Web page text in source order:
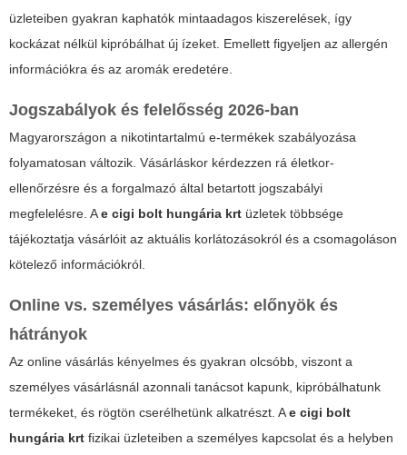
üzleteiben gyakran kaphatók mintaadagos kiszerelések, így
kockázat nélkül kipróbálhat új ízeket. Emellett figyeljen az allergén
információkra és az aromák eredetére.
Jogszabályok és felelősség 2026-ban
Magyarországon a nikotintartalmú e-termékek szabályozása
folyamatosan változik. Vásárláskor kérdezzen rá életkor-
ellenőrzésre és a forgalmazó által betartott jogszabályi
megfelelésre. Ae cigi bolt hungária krt üzletek többsége
tájékoztatja vásárlóit az aktuális korlátozásokról és a csomagoláson
kötelező információkról.
Online vs. személyes vásárlás: előnyök és
hátrányok
Az online vásárlás kényelmes és gyakran olcsóbb, viszont a
személyes vásárlásnál azonnali tanácsot kapunk, kipróbálhatunk
termékeket, és rögtön cserélhetünk alkatrészt. Ae cigi bolt
hungária krt fizikai üzleteiben a személyes kapcsolat és a helyben